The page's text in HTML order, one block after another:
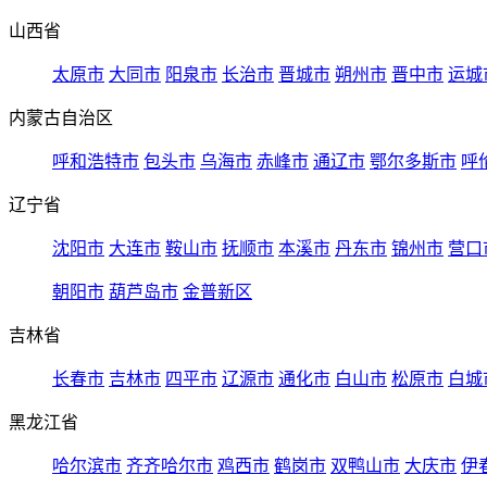
山西省
太原市 大同市 阳泉市 长治市 晋城市 朔州市 晋中市 运城
内蒙古自治区
呼和浩特市 包头市 乌海市 赤峰市 通辽市 鄂尔多斯市 呼
辽宁省
沈阳市 大连市 鞍山市 抚顺市 本溪市 丹东市 锦州市 营口
朝阳市 葫芦岛市 金普新区
吉林省
长春市 吉林市 四平市 辽源市 通化市 白山市 松原市 白城
黑龙江省
哈尔滨市 齐齐哈尔市 鸡西市 鹤岗市 双鸭山市 大庆市 伊